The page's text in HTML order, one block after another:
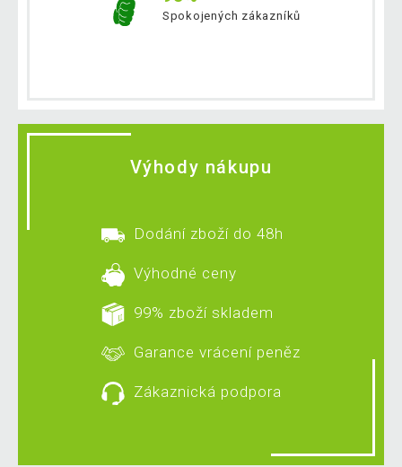
Spokojených zákazníků
Výhody nákupu
Dodání zboží do 48h
Výhodné ceny
99% zboží skladem
Garance vrácení peněz
Zákaznická podpora